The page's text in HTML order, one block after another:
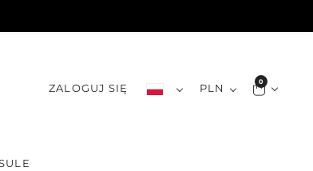
ZALOGUJ SIĘ PLN 0